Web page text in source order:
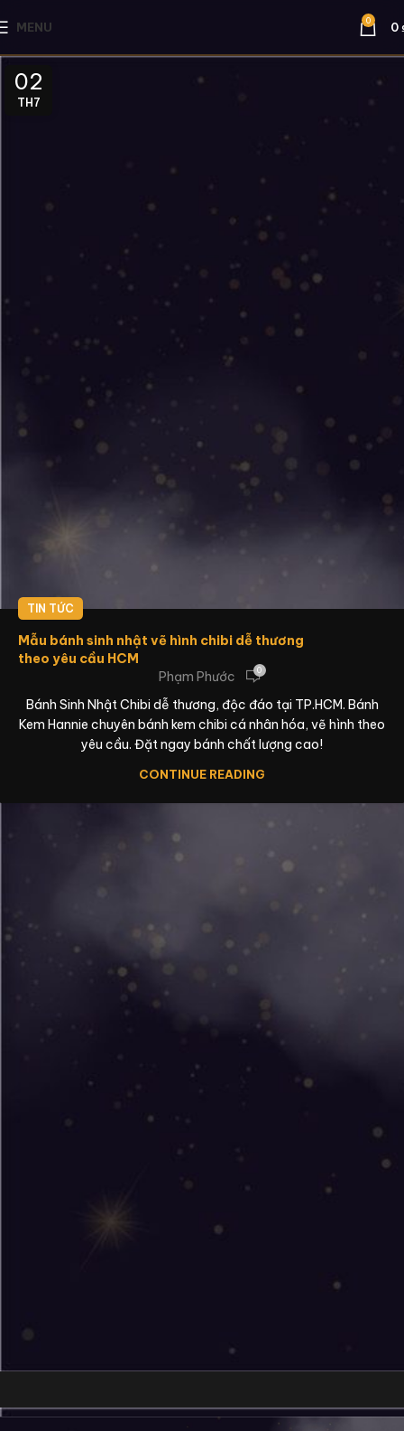
MENU 0 0
02
TH7
TIN TỨC
Mẫu bánh sinh nhật vẽ hình chibi dễ thương
theo yêu cầu HCM
Phạm Phước
0
Bánh Sinh Nhật Chibi dễ thương, độc đáo tại TP.HCM. Bánh
Kem Hannie chuyên bánh kem chibi cá nhân hóa, vẽ hình theo
yêu cầu. Đặt ngay bánh chất lượng cao!
CONTINUE READING